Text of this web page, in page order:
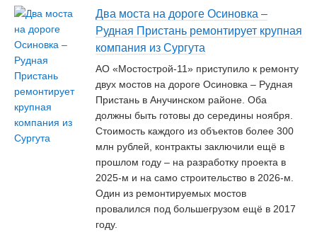
Два моста на дороге Осиновка –
Рудная Пристань ремонтирует крупная
компания из Сургута
АО «Мостострой-11» приступило к ремонту
двух мостов на дороге Осиновка – Рудная
Пристань в Анучинском районе. Оба
должны быть готовы до середины ноября.
Стоимость каждого из объектов более 300
млн рублей, контракты заключили ещё в
прошлом году – на разработку проекта в
2025-м и на само строительство в 2026-м.
Один из ремонтируемых мостов
провалился под большегрузом ещё в 2017
году.